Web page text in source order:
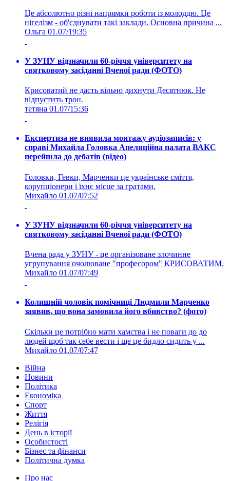
Це абсолютно різні напрямки роботи із молоддю. Це
нігелізм - об'єднувати такі заклади. Основна причина ...
Ольга 01.07/19:35
У ЗУНУ відзначили 60-річчя університету на
святковому засіданні Вченої ради (ФОТО)
Крисоватий не дасть вільно дихнути Десятнюк. Не
відпустить трон.
тетяна 01.07/15:36
Експертиза не виявила монтажу аудіозаписів: у
справі Михайла Головка Апеляційна палата ВАКС
перейшла до дебатів (відео)
Головки, Гевки, Марченки це українське сміття,
корупціонери і їхнє місце за гратами.
Михайло 01.07/07:52
У ЗУНУ відзначили 60-річчя університету на
святковому засіданні Вченої ради (ФОТО)
Вчена рада у ЗУНУ - це організоване злочинне
угрупування очолюване "професором" КРИСОВАТИМ.
Михайло 01.07/07:49
Колишній чоловік помічниці Людмили Марченко
заявив, що вона замовила його вбивство? (фото)
Скільки це потрібно мати хамства і не поваги до до
людей щоб так себе вести і ще це бидло сидить у ...
Михайло 01.07/07:47
Війна
Новини
Політика
Економіка
Спорт
Життя
Релігія
День в історії
Особистості
Бізнес та фінанси
Політична думка
Про нас